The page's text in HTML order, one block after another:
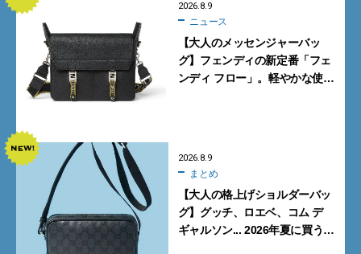
2026.8.9
ニュース
【大人のメッセンジャーバッ
グ】フェンディの新定番「フェ
ンディ フロー」。軽やかな使い
2026.8.9
まとめ
【大人の格上げショルダーバッ
グ】グッチ、ロエベ、コム デ
ギャルソン... 2026年夏に買うべ